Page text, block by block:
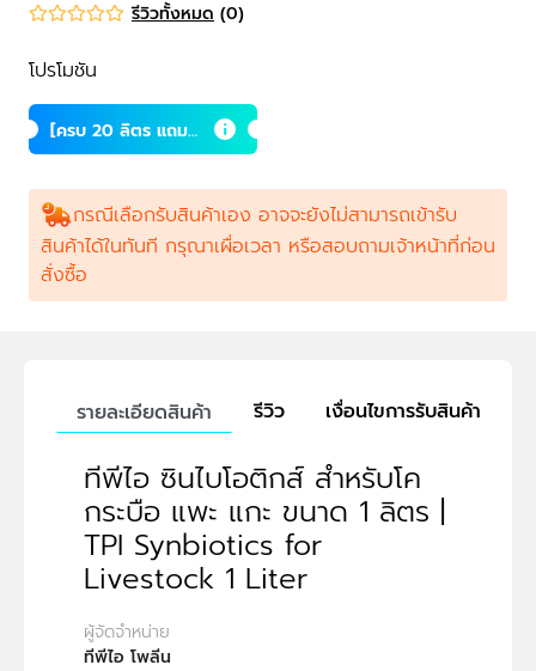
รีวิวทั้งหมด (0)
โปรโมชัน
[ครบ 20 ลิตร แถม 1
ลิตร] ซินไบโอติกส์
ะ แกะกรณีเลือกรับสินค้าเอง อาจจะยังไม่สามารถเข้ารับ
สินค้าได้ในทันที กรุณาเผื่อเวลา หรือสอบถามเจ้าหน้าที่ก่อน
สั่งซื้อ
รายละเอียดสินค้า รีวิว เงื่อนไขการรับสินค้า
ทีพีไอ ซินไบโอติกส์ สำหรับโค
กระบือ แพะ แกะ ขนาด 1 ลิตร |
TPI Synbiotics for
Livestock 1 Liter
ผู้จัดจำหน่าย
ทีพีไอ โพลีน